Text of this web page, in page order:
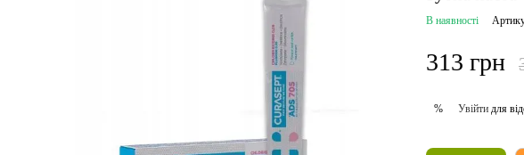
В наявності
313 грн
% Увійти для